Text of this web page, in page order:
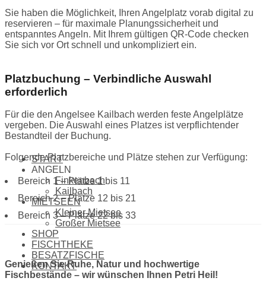
START
ANGELN
Finkenbach
Kailbach
MIETSEEN
Kleiner Mietsee
Großer Mietsee
SHOP
FISCHTHEKE
BESATZFISCHE
KONTAKT
Sie haben die Möglichkeit, Ihren Angelplatz vorab digital zu
reservieren – für maximale Planungssicherheit und
entspanntes Angeln. Mit Ihrem gültigen QR-Code checken
Sie sich vor Ort schnell und unkompliziert ein.
Platzbuchung – Verbindliche Auswahl
erforderlich
Für die den Angelsee Kailbach werden feste Angelplätze
vergeben. Die Auswahl eines Platzes ist verpflichtender
Bestandteil der Buchung.
Folgende Platzbereiche und Plätze stehen zur Verfügung:
Bereich 1 – Plätze 1 bis 11
Bereich 2 – Plätze 12 bis 21
Bereich 3 – Plätze 22 bis 33
Genießen Sie Ruhe, Natur und hochwertige
Fischbestände – wir wünschen Ihnen Petri Heil!